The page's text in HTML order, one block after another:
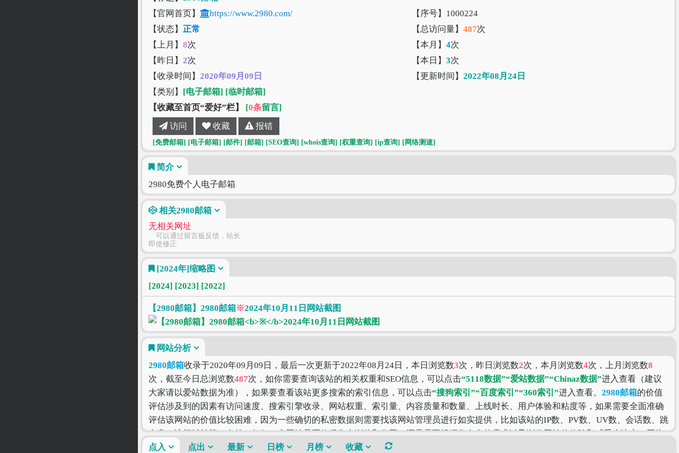
【官网首页】
https://www.2980.com/
【序号】1000224
【状态】 正常 【总访问量】 487次
【上月】 8次 【本月】 4次
【昨日】 2次 【本日】 3次
【收录时间】 2020年09月09日 【更新时间】 2022年08月24日
【类别】 [电子邮箱] [临时邮箱]
【收藏至首页“爱好”栏】
[0条留言]
访问 收藏 报错
[免费邮箱] [电子邮箱] [邮件] [邮箱] [SEO查询] [whois查询] [权重查询] [ip查询] [网络测速]
简介
2980免费个人电子邮箱
相关2980邮箱
无相关网址
可以通过留言板反馈，站长
即使修正
[2024年]缩略图
[2024] [2023] [2022]
【2980邮箱】2980邮箱※2024年10月11日网站截图
网站分析
2980邮箱收录于2020年09月09日，最后一次更新于2022年08月24日，本日浏览数3次，昨日浏览数2次，本月浏览数4次，上月浏览数8
次，截至今日总浏览数487次，如你需要查询该站的相关权重和SEO信息，可以点击“5118数据”“爱站数据”“Chinaz数据”进入查看（建议
大家请以爱站数据为准），如果要查看该站更多搜索的索引信息，可以点击“搜狗索引”“百度索引”“360索引”进入查看。 2980邮箱的价值
评估涉及到的因素有访问速度、搜索引擎收录、网站权重、索引量、内容质量和数量、上线时长、用户体验和粘度等，如果需要全面准确
评估该网站的价值比较困难，因为一些确切的私密数据则需要找该网站管理员进行如实提供，比如该站的IP数、PV数、UV数、会话数、跳
出率、访问时长等！当然，任何一个网站是否值得您去浏览和收藏，还是需要根据您自身的需求以及浏览网站的体验和感受来决定，因为
只有符合您自己的网站才是最好的。
点入 点出 最新 日榜 月榜 收藏